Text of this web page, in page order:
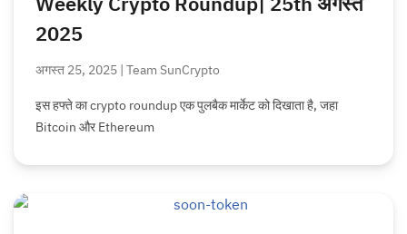
2025
अगस्त 25, 2025 | Team SunCrypto
इस हफ्ते का crypto roundup एक पुलबैक मार्केट को दिखाता है, जहा
Bitcoin और Ethereum